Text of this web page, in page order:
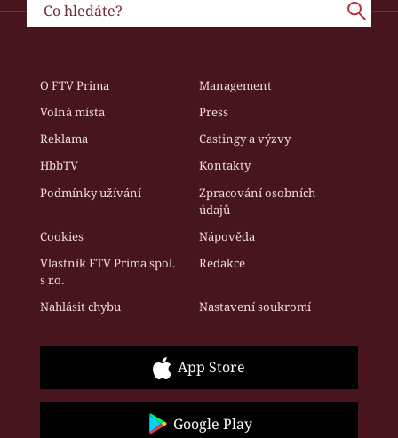
O FTV Prima
Management
Volná místa
Press
Reklama
Castingy a výzvy
HbbTV
Kontakty
Podmínky užívání
Zpracování osobních
údajů
Cookies
Nápověda
Vlastník FTV Prima spol.
s r.o.
Redakce
Nahlásit chybu Nastavení soukromí
App Store
Google Play